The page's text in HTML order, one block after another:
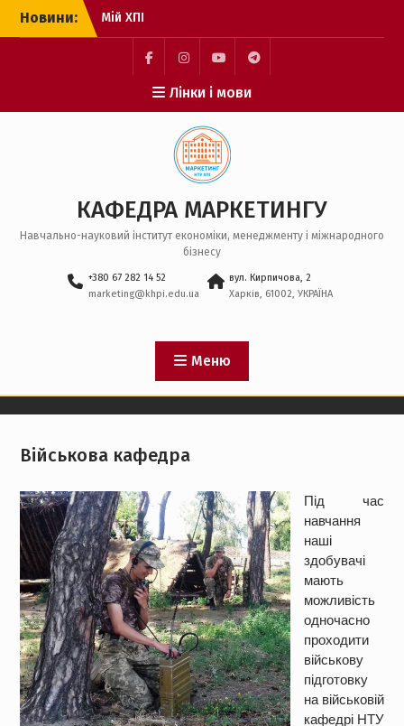
Перейти
Новини:
Мій ХПІ
Цифрова трансформація
професійної діяльності
З Днем Української
Державності!
FacebookInstagramYouTubeTelegram
Лінки і мови
КАФЕДРА МАРКЕТИНГУ
Навчально-науковий інститут економіки, менеджменту і міжнародного
бізнесу
+380 67 282 14 52
marketing@khpi.edu.ua
вул. Кирпичова, 2
Харків, 61002, УКРАЇНА
Меню
Військова кафедра
Під час
навчання
наші
здобувачі
мають
можливість
одночасно
проходити
військову
підготовку
на військовій
кафедрі НТУ